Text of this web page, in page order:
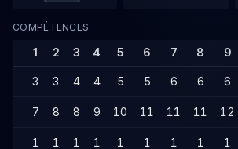
COMPÉTENCES
1 2 3 4 5 6 7 8 9
3 3 4 4 5 5 6 6 6
7 8 8 9 10 11 11 11 12
1 1 1 1 1 1 1 1 1